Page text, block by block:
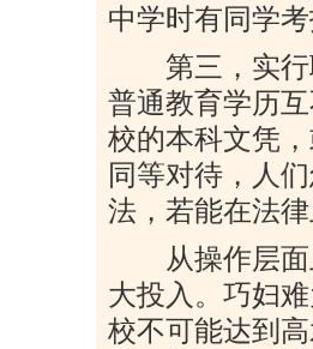
中学时有同学
第三，实行
普通教育学历
校的本科文凭
同等对待，人
法，若能在法
从操作层面
大投入。巧妇
校不可能达到